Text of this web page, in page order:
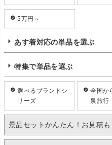
5万円～
あす着対応の単品を選ぶ
特集で単品を選ぶ
選べるブランドシ
リーズ
全国か
泉旅行
景品セットかんたん！お見積も